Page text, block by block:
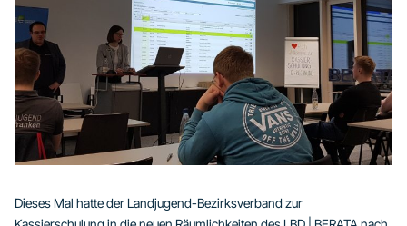
Dieses Mal hatte der Landjugend-Bezirksverband zur